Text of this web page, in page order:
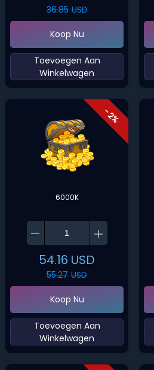
36.85 USD
Koop Nu
‌Toevoegen Aan
Winkelwagen‌
- 2%
6000K
54.16 USD
55.27 USD
Koop Nu
‌Toevoegen Aan
Winkelwagen‌